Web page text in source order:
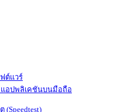
ต์แวร์
แอปพลิเคชันบนมือถือ
(Speedtest)